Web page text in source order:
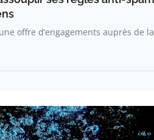
offre d’engagements auprès de la